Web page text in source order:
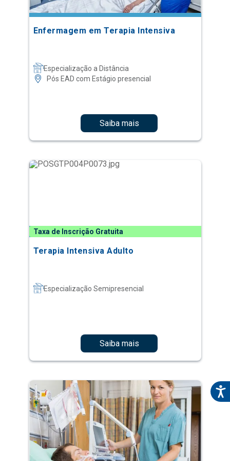
Enfermagem em Terapia Intensiva
Especialização a Distância
Pós EAD com Estágio presencial
Saiba mais
Taxa de Inscrição Gratuita
Terapia Intensiva Adulto
Especialização Semipresencial
Saiba mais